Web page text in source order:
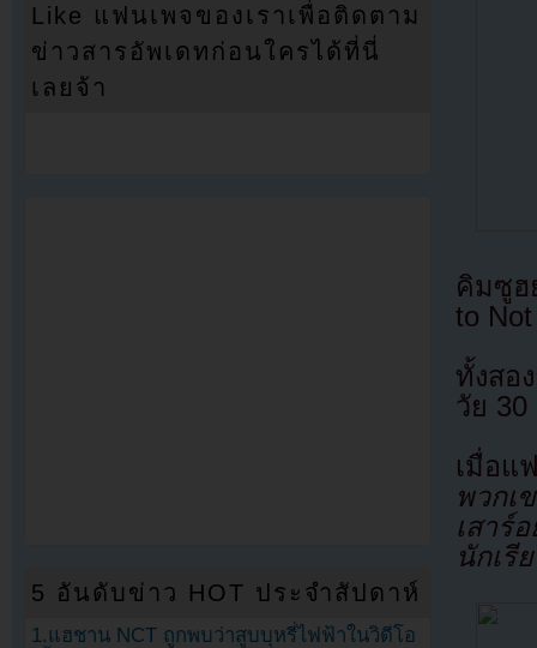
คิมซูฮ
to
ทั้งสอ
วัย 30
เมื่อแ
พวกเ
เสา
นักเรี
Like แฟนเพจของเราเพื่อติดตาม
ข่าวสารอัพเดทก่อนใครได้ที่นี่
เลยจ้า
5 อันดับข่าว HOT ประจำสัปดาห์
1.แฮชาน NCT ถูกพบว่าสูบบุหรี่ไฟฟ้าในวิดีโอ